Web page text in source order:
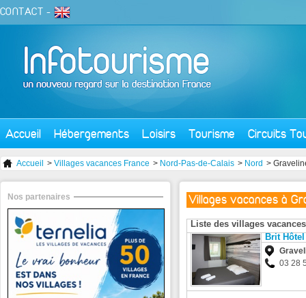
CONTACT -
Accueil Hébergements Loisirs Tourisme Circuits
Accueil > Villages vacances France > Nord-Pas-de-Calais > Nord >
Villages vacances à
Liste des villages
Brit
03 28
Nos partenaires